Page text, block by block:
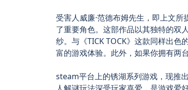
受害人威廉·范德布姆先生，即上文
了重要角色。这部作品以其独特的双
纱。与《TICK TOCK》这款同样出
富的游戏体验。此外，如果你拥有两
steam平台上的锈湖系列游戏，现推